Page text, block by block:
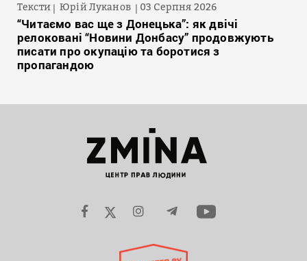
Тексти Юрій Луканов 03 Серпня 2026
“Читаємо вас ще з Донецька”: як двічі
релоковані “Новини Донбасу” продовжують
писати про окупацію та боротися з
пропагандою